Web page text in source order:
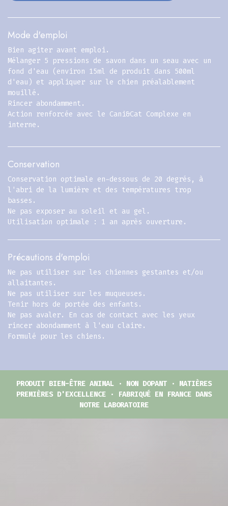
Mode d'emploi
Bien agiter avant emploi.
Mélanger 5 pressions de savon dans un seau avec un
fond d'eau (environ 15ml de produit dans 500ml
d'eau) et appliquer sur le chien préalablement
mouillé.
Rincer abondamment.
Action renforcée avec le Cani&Cat Complexe en
interne.
Conservation
Conservation optimale en-dessous de 20 degrés, à
l'abri de la lumière et des températures trop
basses.
Ne pas exposer au soleil et au gel.
Utilisation optimale : 1 an après ouverture.
Précautions d'emploi
Ne pas utiliser sur les chiennes gestantes et/ou
allaitantes.
Ne pas utiliser sur les muqueuses.
Tenir hors de portée des enfants.
Ne pas avaler. En cas de contact avec les yeux
rincer abondamment à l'eau claire.
Formulé pour les chiens.
PRODUIT BIEN-ÊTRE ANIMAL · NON DOPANT · MATIÈRES
PREMIÈRES D'EXCELLENCE · FABRIQUÉ EN FRANCE DANS
NOTRE LABORATOIRE